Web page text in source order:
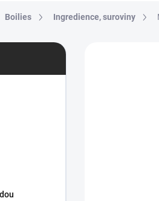
Boilies Ingredience, suroviny